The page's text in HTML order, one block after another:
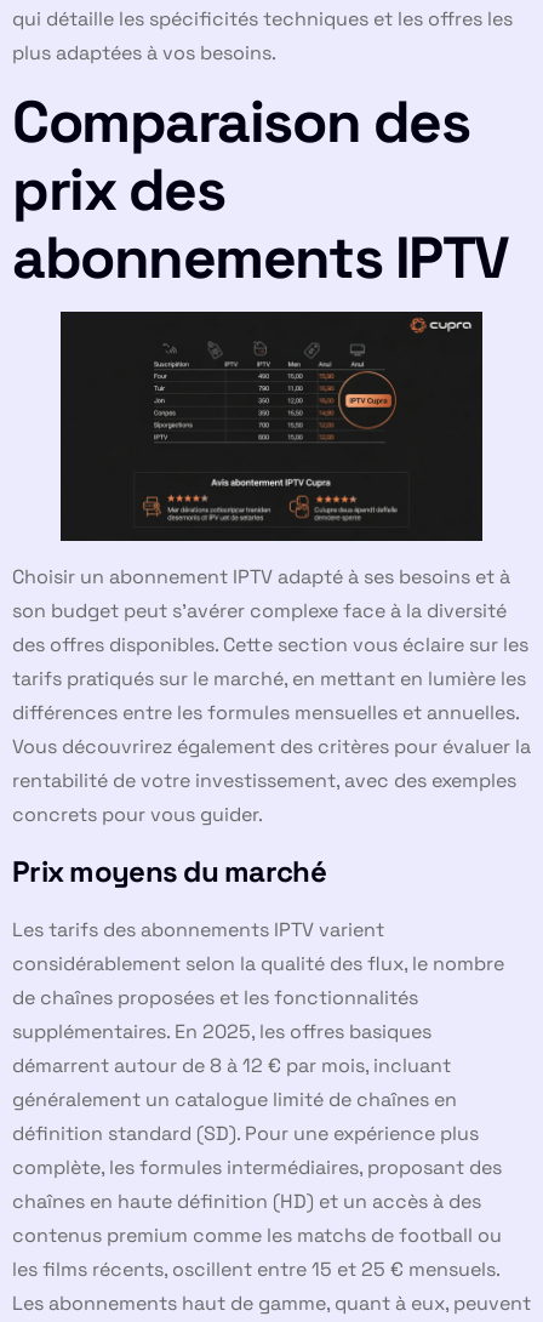
qui détaille les spécificités techniques et les offres les
plus adaptées à vos besoins.
Comparaison des
prix des
abonnements IPTV
Choisir un abonnement IPTV adapté à ses besoins et à
son budget peut s’avérer complexe face à la diversité
des offres disponibles. Cette section vous éclaire sur les
tarifs pratiqués sur le marché, en mettant en lumière les
différences entre les formules mensuelles et annuelles.
Vous découvrirez également des critères pour évaluer la
rentabilité de votre investissement, avec des exemples
concrets pour vous guider.
Prix moyens du marché
Les tarifs des abonnements IPTV varient
considérablement selon la qualité des flux, le nombre
de chaînes proposées et les fonctionnalités
supplémentaires. En 2025, les offres basiques
démarrent autour de 8 à 12 € par mois, incluant
généralement un catalogue limité de chaînes en
définition standard (SD). Pour une expérience plus
complète, les formules intermédiaires, proposant des
chaînes en haute définition (HD) et un accès à des
contenus premium comme les matchs de football ou
les films récents, oscillent entre 15 et 25 € mensuels.
Les abonnements haut de gamme, quant à eux, peuvent